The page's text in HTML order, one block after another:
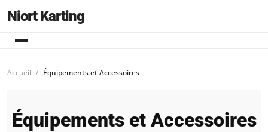
Niort Karting
Accueil Équipements et Accessoires
Équipements et Accessoires